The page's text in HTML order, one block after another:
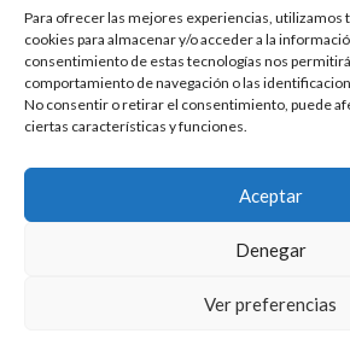
Para ofrecer las mejores experiencias, utilizamos
cookies para almacenar y/o acceder a la
consentimiento de estas tecnologías nos
comportamiento de navegación o las
No consentir o retirar el consentimiento, puede
ciertas características y funciones.
Aceptar
Denegar
Ver preferencias
666 451 184
info.paisvasco@liderahigiene.com
Linked In
©2026 Lidera Higiene, S.L. Todos los